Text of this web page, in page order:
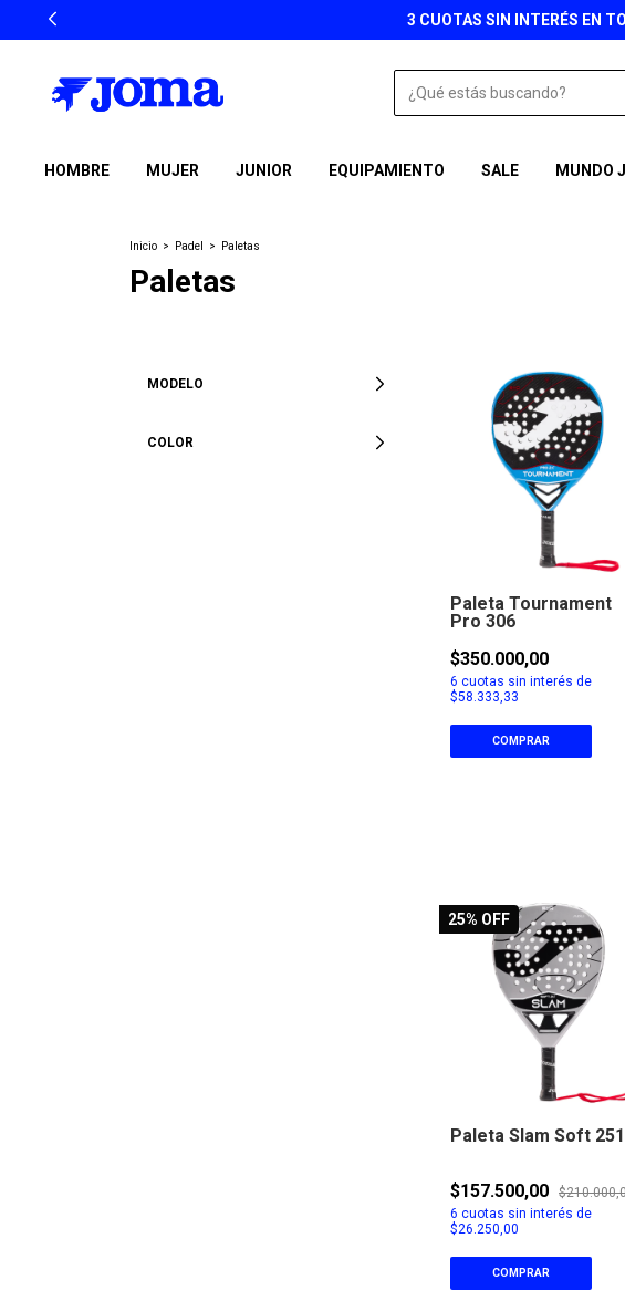
3 CUOTAS SIN INTERÉS EN
HOMBRE MUJER JUNIOR EQUIPAMIENTO SALE MUNDO
Inicio > Padel > Paletas
Paletas
MODELO
COLOR
Paleta Tournament
Pro 306
$350.000,00
6 cuotas sin interés de
$58.333,33
COMPRAR
25% OFF
Paleta Slam Soft 251
$157.500,00
6 cuotas sin interés de
$26.250,00
COMPRAR